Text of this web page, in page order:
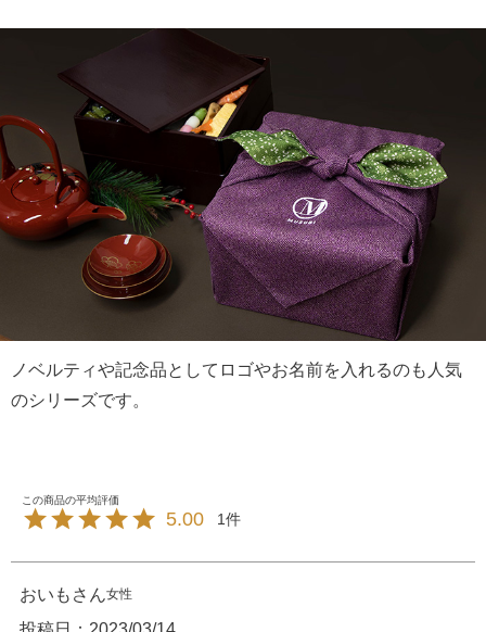
ノベルティや記念品としてロゴやお名前を入れるのも人気
のシリーズです。
5.00 1
おいも 女性